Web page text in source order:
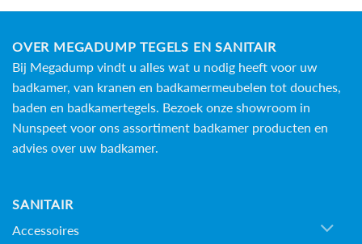
OVER MEGADUMP TEGELS EN SANITAIR
Bij Megadump vindt u alles wat u nodig heeft voor uw
badkamer, van kranen en badkamermeubelen tot douches,
baden en badkamertegels. Bezoek onze showroom in
Nunspeet voor ons assortiment badkamer producten en
advies over uw badkamer.
SANITAIR
Accessoires